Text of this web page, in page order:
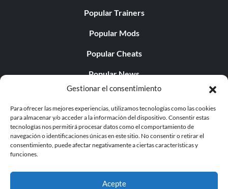
Gestionar el consentimiento
Para ofrecer las mejores experiencias, utilizamos tecnologías como las cookies
para almacenar y/o acceder a la información del dispositivo. Consentir estas
tecnologías nos permitirá procesar datos como el comportamiento de
navegación o identificaciones únicas en este sitio. No consentir o retirar el
consentimiento, puede afectar negativamente a ciertas características y
funciones.
Acepte
Popular Trainers
Popular Mods
Popular Cheats
Popular News
Popular Editorials
Popular Free Games
LATEST UPDATES